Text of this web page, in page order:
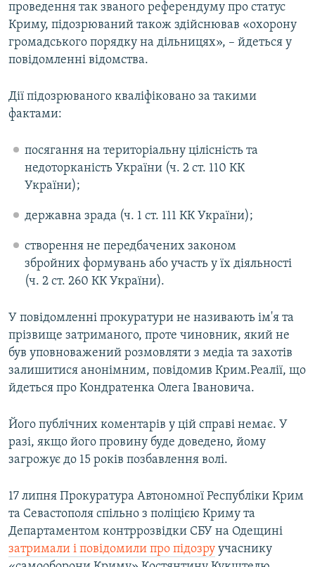
проведення так званого референдуму про статус
Криму, підозрюваний також здійснював «охорону
громадського порядку на дільницях», – йдеться у
повідомленні відомства.
Дії підозрюваного кваліфіковано за такими
фактами:
посягання на територіальну цілісність та
недоторканість України (ч. 2 ст. 110 КК
України);
державна зрада (ч. 1 ст. 111 КК України);
створення не передбачених законом
збройних формувань або участь у їх діяльності
(ч. 2 ст. 260 КК України).
У повідомленні прокуратури не називають ім'я та
прізвище затриманого, проте чиновник, який не
був уповноважений розмовляти з медіа та захотів
залишитися анонімним, повідомив Крим.Реалії, що
йдеться про Кондратенка Олега Івановича.
Його публічних коментарів у цій справі немає. У
разі, якщо його провину буде доведено, йому
загрожує до 15 років позбавлення волі.
17 липня Прокуратура Автономної Республіки Крим
та Севастополя спільно з поліцією Криму та
Департаментом контррозвідки СБУ на Одещині
затримали і повідомили про підозру учаснику